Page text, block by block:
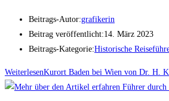
Beitrags-Autor:grafikerin
Beitrag veröffentlicht:14. März 2023
Beitrags-Kategorie:Historische
WeiterlesenKurort Baden bei Wien von Dr. H.